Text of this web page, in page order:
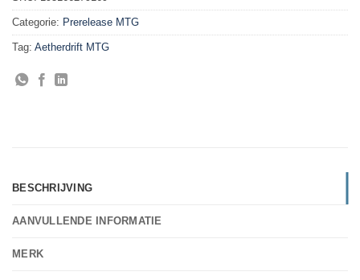
Categorie: Prerelease MTG
Tag: Aetherdrift MTG
BESCHRIJVING
AANVULLENDE INFORMATIE
MERK